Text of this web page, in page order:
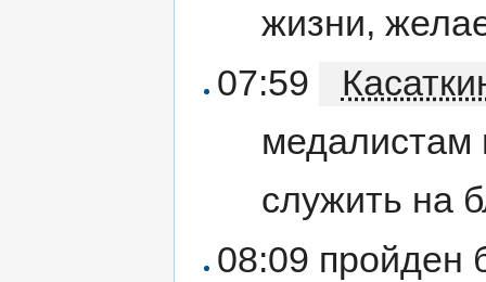
жизни,
07:59
медалистам
служить на
08:09 пройден